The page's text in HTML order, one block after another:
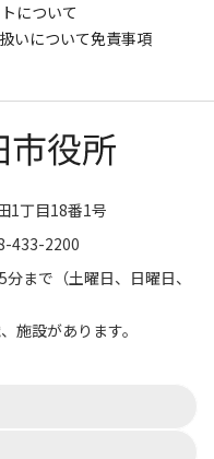
について
いについて免責事項
1丁目18番1号
433-2200
まで（土曜日、日曜日、
施設があります。